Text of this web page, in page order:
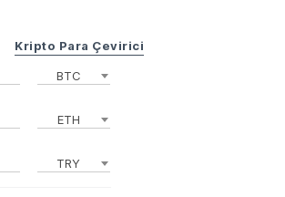
Kripto Para Çevirici
BTC
ETH
TRY